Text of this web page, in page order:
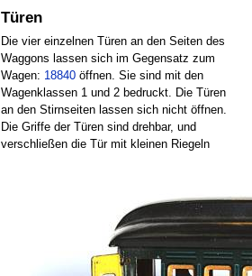
Türen
Die vier einzelnen Türen an den Seiten des
Waggons lassen sich im Gegensatz zum
Wagen: 18840öffnen. Sie sind mit den
Wagenklassen 1 und 2 bedruckt. Die Türen
an den Stirnseiten lassen sich nicht öffnen.
Die Griffe der Türen sind drehbar, und
verschließen die Tür mit kleinen Riegeln